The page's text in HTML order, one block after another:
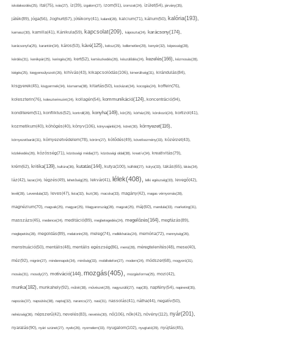
iskolakezdés(25), ital(75), ivás(27), íz(39), izgalom(27), izom(91), izomzat(24), ízület(54), járvány(35),
játék(89), jóga(56), Joghurt(67), jótékony(41), kaland(28), kalcium(71), kálium(50), kalória(193),
kamasz(30), kamilla(41), Kánikula(59), kapcsolat(209), káposzta(24), karácsony(174),
karácsonyfa(25), karantén(34), káros(53), kávé(125), keksz(29), kellemetlen(29), kenyér(32), képesség(28),
kérdés(31), kerékpár(25), keringés(26), kert(52), kertészkedés(26), készülődés(24), kezelés(166), kézmosás(28),
kiégés(25), kiegyensúlyozott(26), kihívás(43), kikapcsolódás(106), kimerültség(31), kirándulás(84),
kisgyerek(45), kisgyermek(34), kismama(38), kitartás(50), kockázat(34), kocogás(24), koffein(76),
koleszterin(76), koleszterinszint(24), kollagén(54), kommunikáció(124), koncentráció(94),
konditerem(51), konfliktus(52), kontroll(28), konyha(149), kór(25), kórház(29), kórokozó(24), kortizol(41),
kozmetikum(40), köhögés(40), könyv(106), könyvajánló(24), köret(30), környezet(116),
környezetbarát(31), környezetvédelem(78), köröm(27), kötődés(49), következmény(33), közérzet(43),
közlekedés(26), közösség(71), közösségi média(27), közösségi oldal(38), kreatív(34), kreativitás(79),
krém(62), kritika(139), kultúra(36), kutatás(144), kutya(100), külföld(27), kütyü(33), lakás(65), látás(34),
láz(42), lazac(24), légzés(49), lehetőség(25), lekvár(41), lélek(408), lelki egészség(33), levegő(42),
levél(28), Levendula(32), leves(47), lista(32), liszt(36), macska(33), magány(42), magas vérnyomás(28),
magnézium(70), magvak(25), magyar(25), Magyarország(28), magzat(25), máj(60), mandula(33), marketing(31),
masszázs(45), medence(24), meditáció(89), megbetegedés(24), megelőzés(164), megfázás(89),
meglepetés(28), megoldás(89), melatonin(29), meleg(74), mellékhatás(24), memória(72), mennyiség(26),
menstruáció(50), mentális(48), mentális egészség(86), menü(28), méregtelenítés(48), mese(40),
méz(92), migrén(27), mindennapok(34), minőség(33), mobiltelefon(27), modern(24), módszer(68), mogyoró(31),
mosás(31), mosoly(27), motiváció(144), mozgás(405), mozgásforma(25), mozi(42),
munka(182), munkahely(92), műtét(38), művészet(29), nagyszülő(27), nap(35), napfény(54), napirend(35),
napozás(37), napsütés(38), naptej(32), narancs(27), nasi(31), nassolás(41), nátha(44), negatív(50),
nehézség(36), népszerű(42), nevelés(83), nevetés(30), nő(106), nők(42), növény(112), nyár(201),
nyaralás(90), nyári szünet(27), nyelv(26), nyomelem(33), nyugalom(102), nyugtató(29), nyújtás(45),